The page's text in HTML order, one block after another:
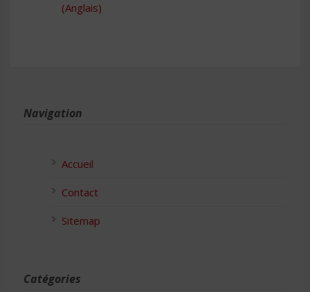
(Anglais)
Navigation
Accueil
Contact
Sitemap
Catégories